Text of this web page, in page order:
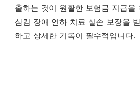
출하는 것이 원활한 보험금 지급을
삼킴 장애 연하 치료 실손 보장을
하고 상세한 기록이 필수적입니다.